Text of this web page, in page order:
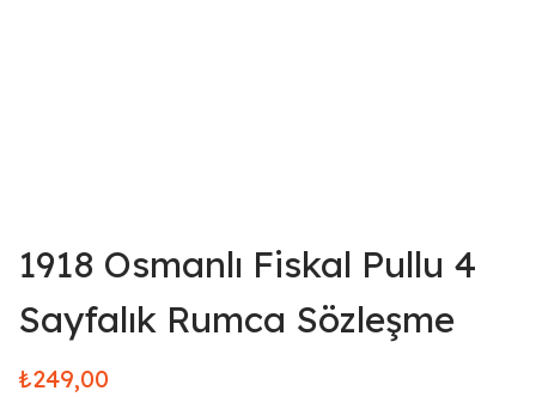
1918 Osmanlı Fiskal Pullu 4
Sayfalık Rumca Sözleşme
₺249,00